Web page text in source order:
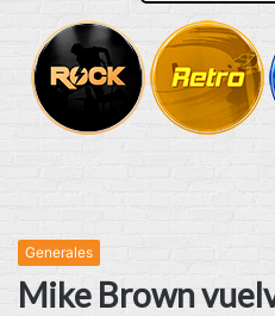
Generales
Mike Brown